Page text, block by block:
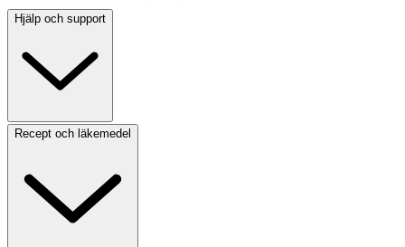
Hjälp och support
Recept och läkemedel